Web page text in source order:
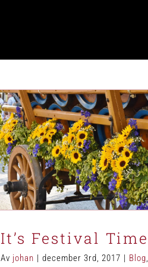
It’s Festival Time
Blog Hops News
It’s Festival Time
Av johan | december 3rd, 2017 | Blog,